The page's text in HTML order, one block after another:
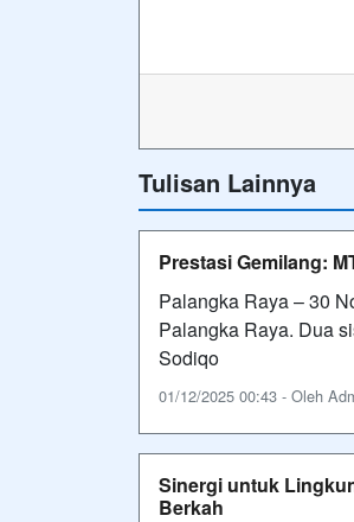
Tulisan Lainnya
Prestasi Gemilang:
Palangka Raya – 30
Palangka Raya. Dua
Sodiqo
01/12/2025 00:43 - Oleh
Sinergi untuk
Berkah